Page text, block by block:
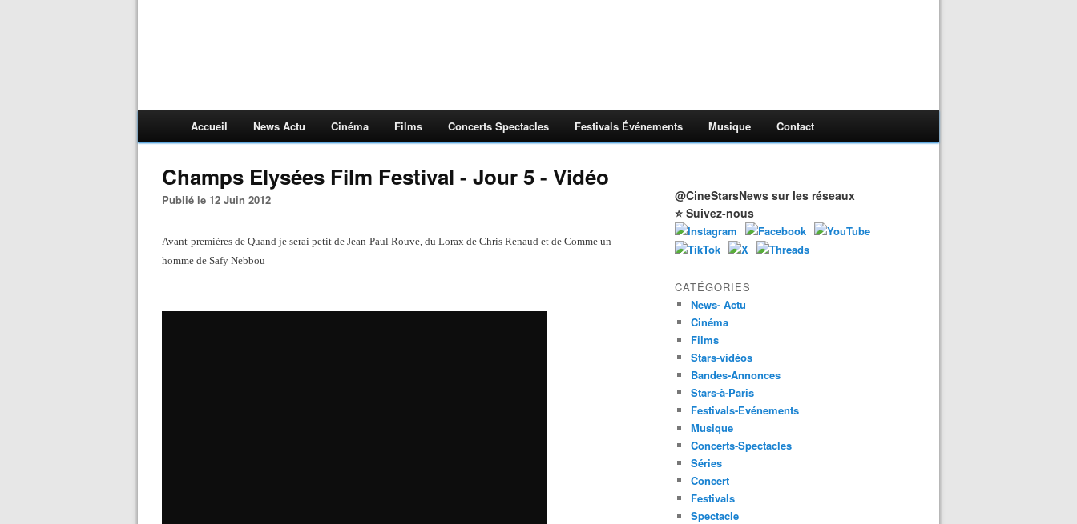
Accueil News Actu Cinéma Films Concerts Spectacles Festivals Événements Musique Contact
Champs Elysées Film Festival - Jour 5 - Vidéo
Publié le 12 Juin 2012
Avant-premières de Quand je serai petit de Jean-Paul Rouve, du Lorax de Chris Renaud et de Comme un
homme de Safy Nebbou
@CineStarsNews sur les réseaux
⭐ Suivez-nous
CATÉGORIES
News- Actu
Cinéma
Films
Stars-vidéos
Bandes-Annonces
Stars-à-Paris
Festivals-Evénements
Musique
Concerts-Spectacles
Séries
Concert
Festivals
Spectacle